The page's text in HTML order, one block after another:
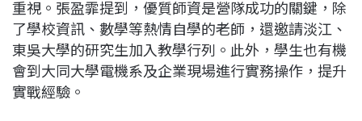
重視。張盈霏提到，優質師資是營隊成功的關鍵，除
了學校資訊、數學等熱情自學的老師，還邀請淡江、
東吳大學的研究生加入教學行列。此外，學生也有機
會到大同大學電機系及企業現場進行實務操作，提升
實戰經驗。